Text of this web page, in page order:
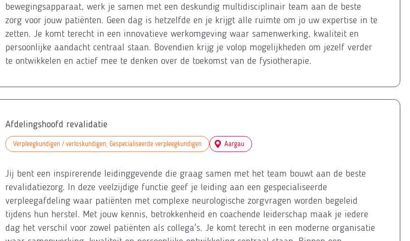
bewegingsapparaat, werk je samen met een deskundig multidisciplinair team aan de beste
zorg voor jouw patiënten. Geen dag is hetzelfde en je krijgt alle ruimte om jo uw expertise in te
zetten. Je komt terecht in een innovatieve werkomgeving waar samenwerking, kwaliteit en
persoonlijke aandacht centraal staan. Bovendien krijg je volop mogelijkheden om jezelf verder
te ontwikkelen en actief mee te denken over de toekomst van de fysiotherapie.
Afdelingshoofd revalidatie
Verpleegkundigen / verloskundigen, Gespecialiseerde verpleegkundigen Aargau
Jij bent een inspirerende leidinggevende die graag samen met het team bouwt aan de beste
revalidatiezorg. In deze veelzijdige functie geef je leiding aan een gespecialiseerde
verpleegafdeling waar patiënten met complexe neurologische zorgvragen worden begeleid
tijdens hun herstel. Met jouw kennis, betrokkenheid en coachende leiderschap maak je iedere
dag het verschil voor zowel patiënten als collega's. Je komt terecht in een moderne organisatie